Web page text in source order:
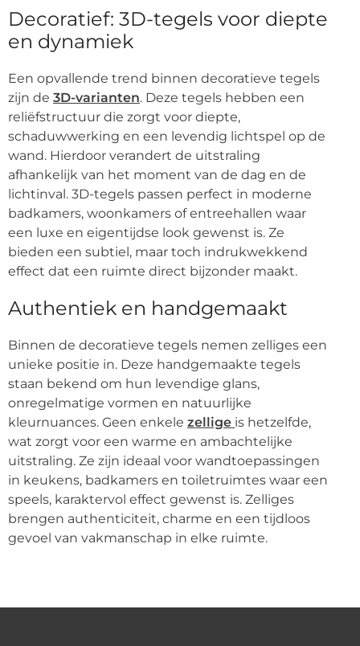
Decoratief: 3D-tegels voor diepte
en dynamiek
Een opvallende trend binnen decoratieve tegels
zijn de 3D-varianten. Deze tegels hebben een
reliëfstructuur die zorgt voor diepte,
schaduwwerking en een levendig lichtspel op de
wand. Hierdoor verandert de uitstraling
afhankelijk van het moment van de dag en de
lichtinval. 3D-tegels passen perfect in moderne
badkamers, woonkamers of entreehallen waar
een luxe en eigentijdse look gewenst is. Ze
bieden een subtiel, maar toch indrukwekkend
effect dat een ruimte direct bijzonder maakt.
Authentiek en handgemaakt
Binnen de decoratieve tegels nemen zelliges een
unieke positie in. Deze handgemaakte tegels
staan bekend om hun levendige glans,
onregelmatige vormen en natuurlijke
kleurnuances. Geen enkele zellige is hetzelfde,
wat zorgt voor een warme en ambachtelijke
uitstraling. Ze zijn ideaal voor wandtoepassingen
in keukens, badkamers en toiletruimtes waar een
speels, karaktervol effect gewenst is. Zelliges
brengen authenticiteit, charme en een tijdloos
gevoel van vakmanschap in elke ruimte.